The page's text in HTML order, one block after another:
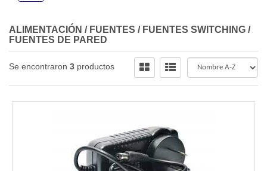
ALIMENTACIÓN / FUENTES / FUENTES SWITCHING /
FUENTES DE PARED
Se encontraron 3 productos